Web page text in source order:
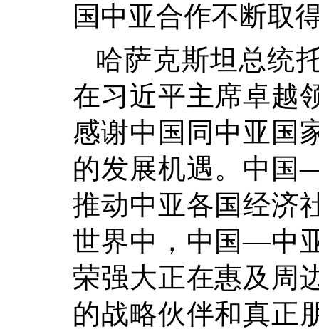
国中亚合作不断取
哈萨克斯坦总统
在习近平主席卓越
感谢中国同中亚国
的发展机遇。中国
推动中亚各国经济
世界中，中国—中
荣强大正在惠及周
的战略伙伴和真正